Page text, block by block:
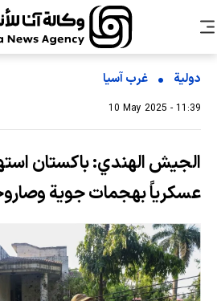
دولية غرب آسیا
10 May 2025 - 11:39
عسكرياً بهجمات جوية